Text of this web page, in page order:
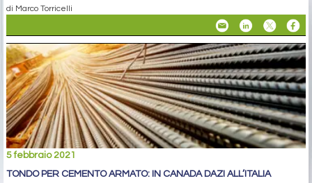
di Marco Torricelli
5 febbraio 2021
TONDO PER CEMENTO ARMATO: IN CANADA DAZI ALL’ITALIA